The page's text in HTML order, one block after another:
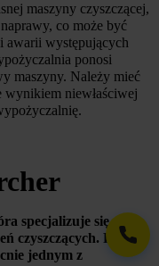
maszyny czyszczącej,
co może być
awarii występujących
ponosi
maszyny. Należy mieć
wynikiem niewłaściwej
specjalizuje się w
czyszczących. Firma
jednym z